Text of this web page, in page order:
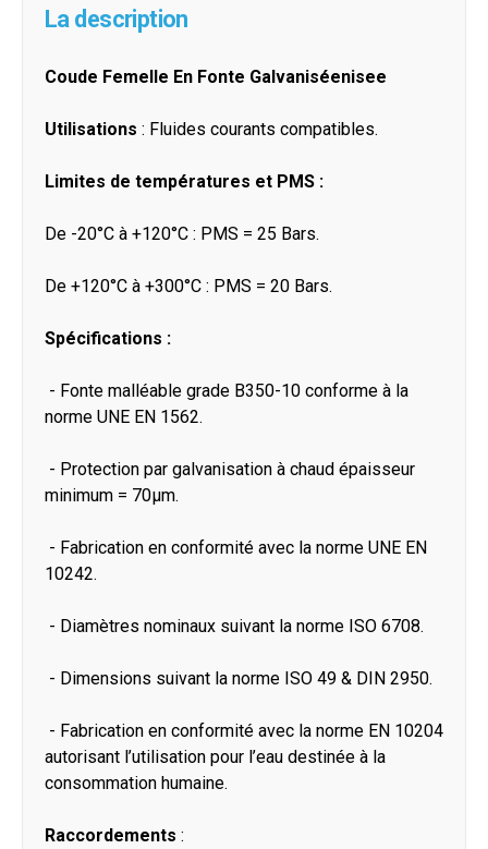
La description
Coude Femelle En Fonte Galvaniséenisee
Utilisations : Fluides courants compatibles.
Limites de températures et PMS :
De -20°C à +120°C : PMS = 25 Bars.
De +120°C à +300°C : PMS = 20 Bars.
Spécifications :
- Fonte malléable grade B350-10 conforme à la
norme UNE EN 1562.
- Protection par galvanisation à chaud épaisseur
minimum = 70μm.
- Fabrication en conformité avec la norme UNE EN
10242.
- Diamètres nominaux suivant la norme ISO 6708.
- Dimensions suivant la norme ISO 49 & DIN 2950.
- Fabrication en conformité avec la norme EN 10204
autorisant l’utilisation pour l’eau destinée à la
consommation humaine.
Raccordements :